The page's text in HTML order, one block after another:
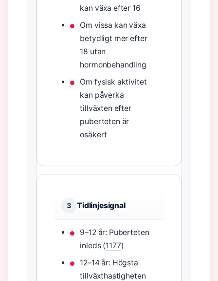
kan växa efter 16
Om vissa kan växa
betydligt mer efter
18 utan
hormonbehandling
Om fysisk aktivitet
kan påverka
tillväxten efter
puberteten är
osäkert
3 Tidlinjesignal
9–12 år: Puberteten
inleds (1177)
12–14 år: Högsta
tillväxthastigheten